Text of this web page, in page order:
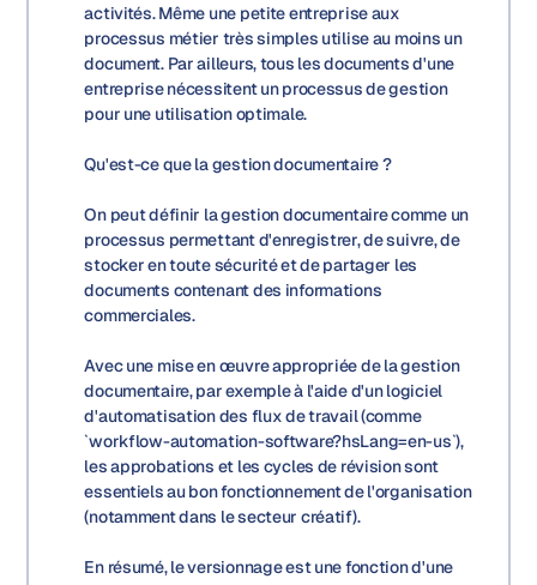
activités. Même une petite entreprise aux
processus métier très simples utilise au moins un
document. Par ailleurs, tous les documents d'une
entreprise nécessitent un processus de gestion
pour une utilisation optimale.
Qu'est-ce que la gestion documentaire ?
On peut définir la gestion documentaire comme un
processus permettant d'enregistrer, de suivre, de
stocker en toute sécurité et de partager les
documents contenant des informations
commerciales.
Avec une mise en œuvre appropriée de la gestion
documentaire, par exemple à l'aide d'un logiciel
d'automatisation des flux de travail (comme
`workflow-automation-software?hsLang=en-us`),
les approbations et les cycles de révision sont
essentiels au bon fonctionnement de l'organisation
(notamment dans le secteur créatif).
En résumé, le versionnage est une fonction d'une